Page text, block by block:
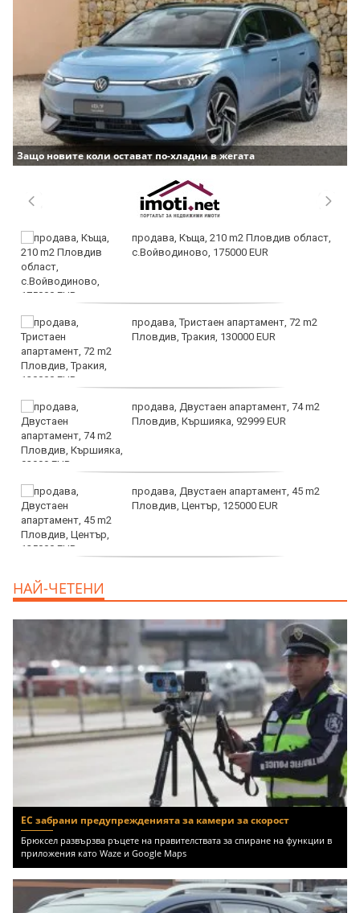
Защо новите коли остават по-хладни в жегата
продава, Къща, 210 m2 Пловдив област,
с.Войводиново, 175000 EUR
продава, Тристаен апартамент, 72 m2
Пловдив, Тракия, 130000 EUR
продава, Двустаен апартамент, 74 m2
Пловдив, Кършияка, 92999 EUR
продава, Двустаен апартамент, 45 m2
Пловдив, Център, 125000 EUR
НАЙ-ЧЕТЕНИ
ЕС забрани предупрежденията за камери за скорост
Брюксел развързва ръцете на правителствата за спиране на функции в
приложения като Waze и Google Maps